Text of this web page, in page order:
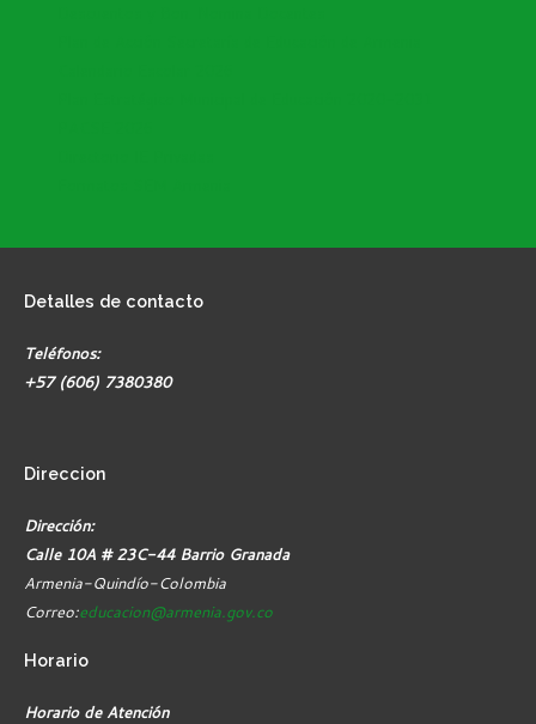
Detalles de contacto
Teléfonos:
+57 (606) 7380380
Direccion
Dirección:
Calle 10A # 23C-44 Barrio Granada
Armenia-Quindío-Colombia
Correo:educacion@armenia.gov.co
Horario
Horario de Atención